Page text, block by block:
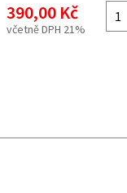
390,00 Kč
včetně DPH 21%